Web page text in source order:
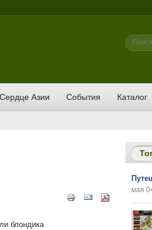
Поиск
Сердце Азии События Каталог
блондика
мая